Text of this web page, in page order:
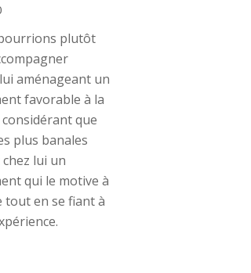
plutôt
aménageant un
favorable à la
que
plus banales
lui un
qui le motive à
tout en se fiant à